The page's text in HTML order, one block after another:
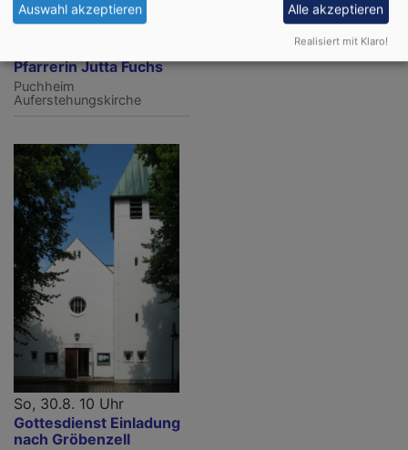
So, 23.8. 10 Uhr
Pfarrerin Jutta Fuchs
Puchheim
Auferstehungskirche
So, 30.8. 10 Uhr
Gottesdienst Einladung
nach Gröbenzell
Auswahl akzeptieren Alle akzeptieren
Realisiert mit Klaro!